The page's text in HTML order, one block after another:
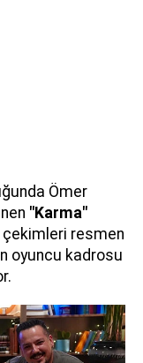
Ömer
"Karma"
çekimleri resmen
oyuncu kadrosu